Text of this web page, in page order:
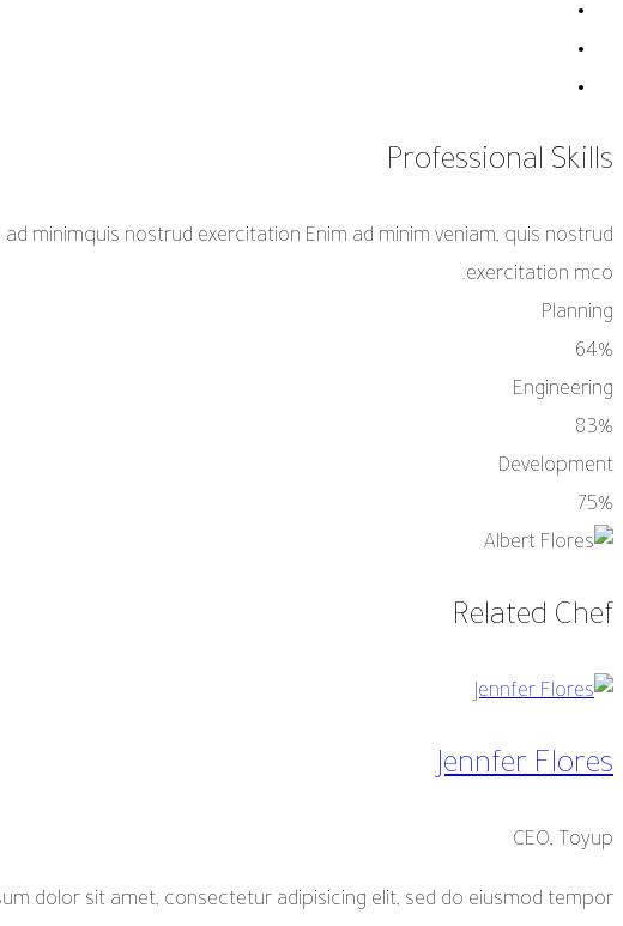
Professional Skills
minimquis nostrud exercitation Enim ad minim veniam, quis nostrud
exercitation mco.
Planning
64%
Engineering
83%
Development
75%
Related Chef
Jennfer Flores
CEO, Toyup
dolor sit amet, consectetur adipisicing elit, sed do eiusmod tempor